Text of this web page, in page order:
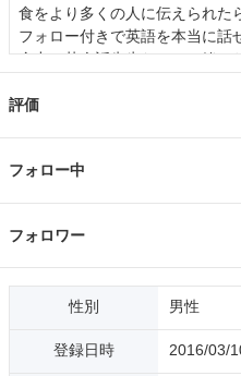
食をより多くの人に伝えられた
フォロー付きで英語を本当に話
全力で英会話先生たちと一緒に
是非VMLにトライしてみてくだ
す ※根拠のない悪意のある取引
ださい ご理解よろしくお願いい
評価
フォロー中
フォロワー
性別 男性
登録日時 2016/03/